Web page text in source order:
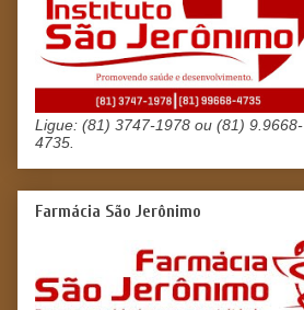
Ligue: (81) 3747-1978 ou (81) 9.9668-
4735.
Farmácia São Jerônimo